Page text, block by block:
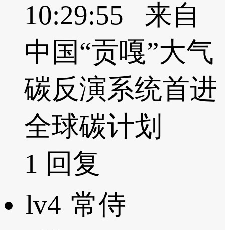
10:29:55 来自
中国“贡嘎”大气
碳反演系统首进
全球碳计划
1 回复
lv4 常侍